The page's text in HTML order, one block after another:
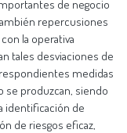
de negocio
repercusiones
la operativa
tales desviaciones de
medidas
se produzcan, siendo
identificación de
de riesgos eficaz,